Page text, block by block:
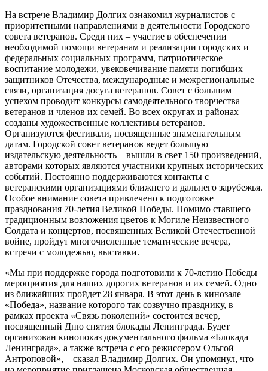
На встрече Владимир Долгих ознакомил журналистов с
приоритетными направлениями в деятельности Городского
совета ветеранов. Среди них – участие в обеспечении
необходимой помощи ветеранам и реализации городских и
федеральных социальных программ, патриотическое
воспитание молодежи, увековечивание памяти погибших
защитников Отечества, международные и межрегиональные
связи, организация досуга ветеранов. Совет с большим
успехом проводит конкурсы самодеятельного творчества
ветеранов и членов их семей. Во всех округах и районах
созданы художественные коллективы ветеранов.
Организуются фестивали, посвященные знаменательным
датам. Городской совет ветеранов ведет большую
издательскую деятельность – вышли в свет 150 произведений,
авторами которых являются участники крупных исторических
событий. Постоянно поддерживаются контакты с
ветеранскими организациями ближнего и дальнего зарубежья.
Особое внимание совета привлечено к подготовке
празднования 70-летия Великой Победы. Помимо ставшего
традиционным возложения цветов к Могиле Неизвестного
Солдата и концертов, посвященных Великой Отечественной
войне, пройдут многочисленные тематические вечера,
встречи с молодежью, выставки.
«Мы при поддержке города подготовили к 70-летию Победы
мероприятия для наших дорогих ветеранов и их семей. Одно
из ближайших пройдет 28 января. В этот день в кинозале
«Победа», название которого так созвучно празднику, в
рамках проекта «Связь поколений» состоится вечер,
посвященный Дню снятия блокады Ленинграда. Будет
организован кинопоказ документального фильма «Блокада
Ленинграда», а также встреча с его режиссером Ольгой
Антроповой», – сказал Владимир Долгих. Он упомянул, что